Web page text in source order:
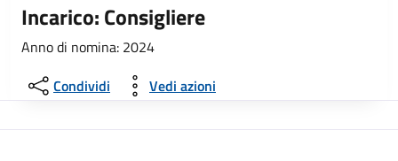
Incarico: Consigliere
Anno di nomina: 2024
Condividi
Vedi azioni